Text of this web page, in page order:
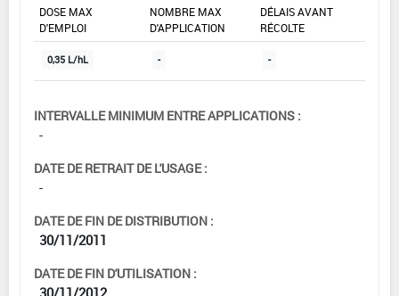
DOSE MAX
D'EMPLOI
NOMBRE MAX
D'APPLICATION
DÉLAIS AVANT
RÉCOLTE
0,35 L/hL - -
INTERVALLE MINIMUM ENTRE APPLICATIONS :
-
DATE DE RETRAIT DE L'USAGE :
-
DATE DE FIN DE DISTRIBUTION :
30/11/2011
DATE DE FIN D'UTILISATION :
30/11/2012